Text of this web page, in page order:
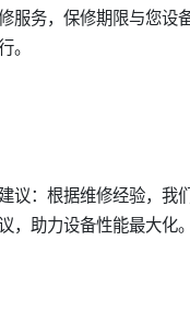
服务，保修期限与您设
。
议：根据维修经验，我
，助力设备性能最大化。